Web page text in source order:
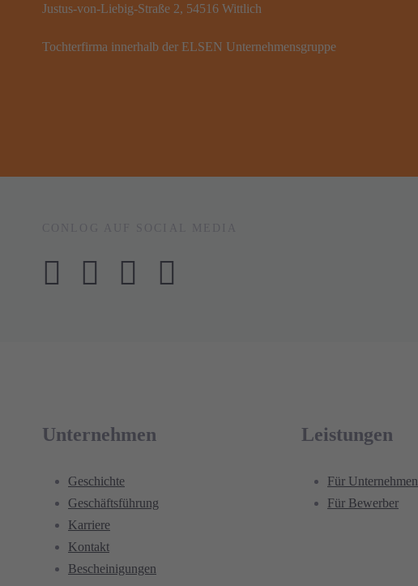
Justus-von-Liebig-Straße 2, 54516 Wittlich
Tochterfirma innerhalb der ELSEN Unternehmensgruppe
Unternehmen
Geschichte
Geschäftsführung
Karriere
Kontakt
Bescheinigungen
Leistungen
Für Unternehmen
Für Bewerber